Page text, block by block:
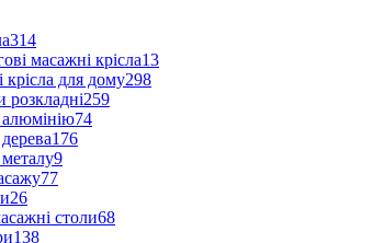
314
масажні крісла13
для дому298
розкладні259
74
176
9
77
26
столи68
138